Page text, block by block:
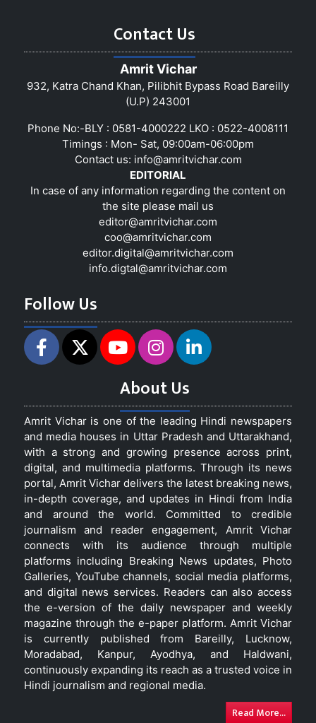
Contact Us
Amrit Vichar
932, Katra Chand Khan, Pilibhit Bypass Road Bareilly
(U.P) 243001
Phone No:-BLY : 0581-4000222 LKO : 0522-4008111
Timings : Mon- Sat, 09:00am-06:00pm
Contact us: info@amritvichar.com
EDITORIAL
In case of any information regarding the content on
the site please mail us
editor@amritvichar.com
coo@amritvichar.com
editor.digital@amritvichar.com
info.digtal@amritvichar.com
Follow Us
About Us
Amrit Vichar is one of the leading Hindi newspapers
and media houses in Uttar Pradesh and Uttarakhand,
with a strong and growing presence across print,
digital, and multimedia platforms. Through its news
portal, Amrit Vichar delivers the latest breaking news,
in-depth coverage, and updates in Hindi from India
and around the world. Committed to credible
journalism and reader engagement, Amrit Vichar
connects with its audience through multiple
platforms including Breaking News updates, Photo
Galleries, YouTube channels, social media platforms,
and digital news services. Readers can also access
the e-version of the daily newspaper and weekly
magazine through the e-paper platform. Amrit Vichar
is currently published from Bareilly, Lucknow,
Moradabad, Kanpur, Ayodhya, and Haldwani,
continuously expanding its reach as a trusted voice in
Hindi journalism and regional media.
Read More...